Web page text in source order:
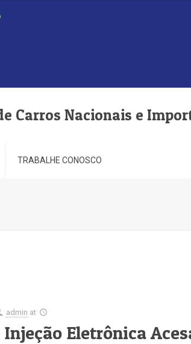
Carros Nacionais e
TRABALHE CONOSCO
admin at
Eletrônica